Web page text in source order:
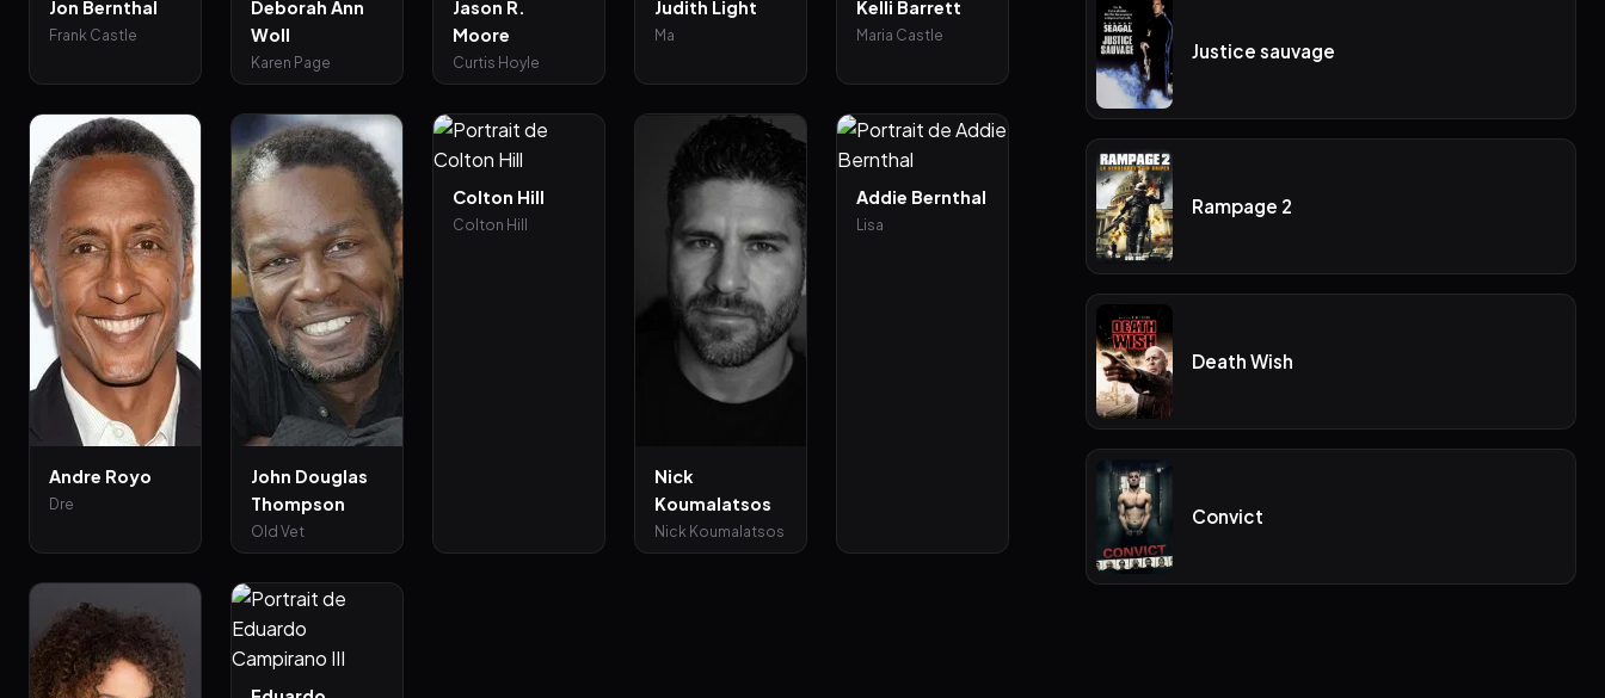
Jon Bernthal
Frank Castle
Deborah Ann
Woll
Karen Page
Jason R.
Moore
Curtis Hoyle
Judith Light
Ma
Kelli Barrett
Maria Castle
Andre Royo
Dre
John Douglas
Thompson
Old Vet
Colton Hill
Colton Hill
Nick
Koumalatsos
Nick Koumalatsos
Addie Bernthal
Lisa
Justice sauvage
Rampage 2
Death Wish
Convict